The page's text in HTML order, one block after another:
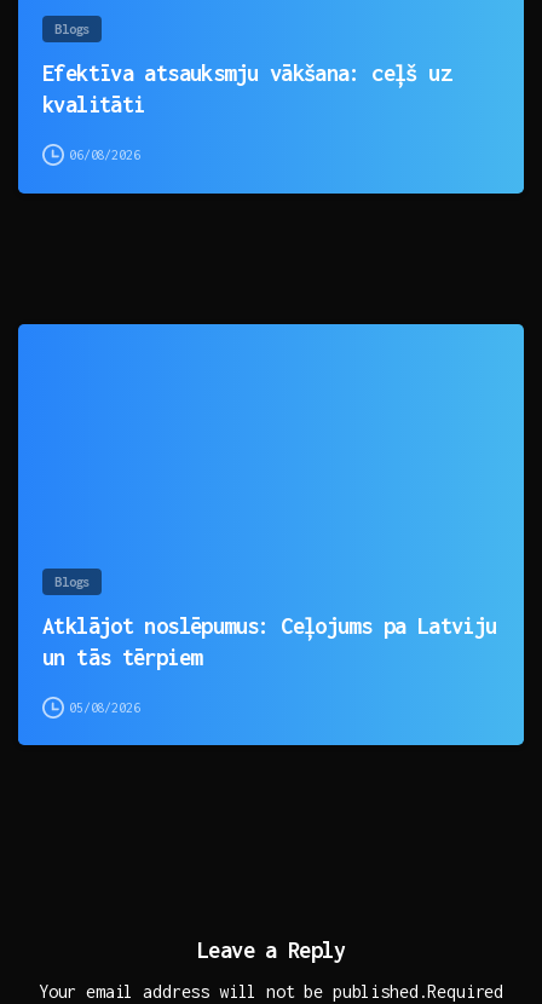
Blogs
Efektīva atsauksmju vākšana: ceļš uz
kvalitāti
06/08/2026
Blogs
Atklājot noslēpumus: Ceļojums pa Latviju
un tās tērpiem
05/08/2026
Leave a Reply
Your email address will not be published.Required